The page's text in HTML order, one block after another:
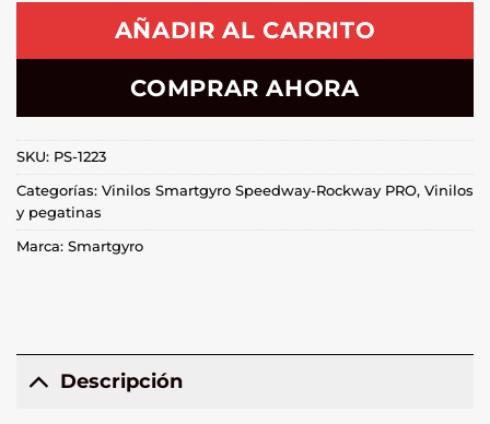
AÑADIR AL CARRITO
COMPRAR AHORA
SKU: PS-1223
Categorías: Vinilos Smartgyro Speedway-Rockway PRO, Vinilos
y pegatinas
Marca: Smartgyro
Descripción